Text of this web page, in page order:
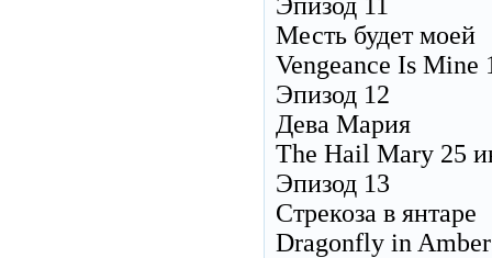
Месть будет моей
Vengeance Is Mine
Эпизод 12
Дева Мария
The Hail Mary 25
Эпизод 13
Стрекоза в янтаре
Dragonfly in